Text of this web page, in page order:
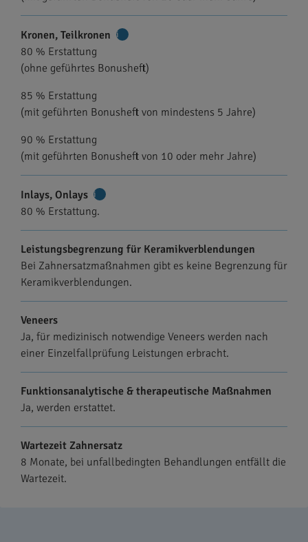
Kronen, Teilkronen
80 % Erstattung
(ohne geführtes Bonusheft)
85 % Erstattung
(mit geführten Bonusheft von mindestens 5 Jahre)
90 % Erstattung
(mit geführten Bonusheft von 10 oder mehr Jahre)
Inlays, Onlays
Informationen
80 % Erstattung.
Leistungsbegrenzung für Keramikverblendungen
Bei Zahnersatzmaßnahmen gibt es keine Begrenzung für
Keramikverblendungen.
Veneers
Ja, für medizinisch notwendige Veneers werden nach
einer Einzelfallprüfung Leistungen erbracht.
Funktionsanalytische & therapeutische Maßnahmen
Ja, werden erstattet.
Wartezeit Zahnersatz
8 Monate, bei unfallbedingten Behandlungen entfällt die
Wartezeit.